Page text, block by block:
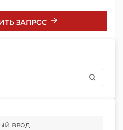
ЗАПРОС
ввод